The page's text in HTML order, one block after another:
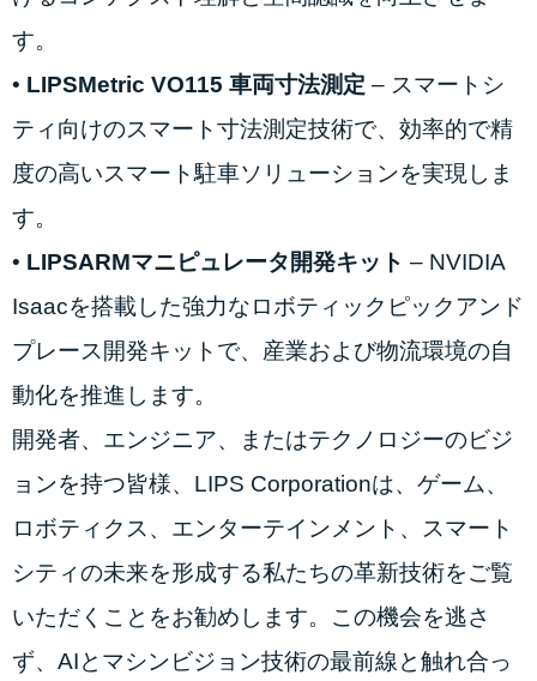
す。
• LIPSMetric VO115 車両寸法測定 – スマートシ
ティ向けのスマート寸法測定技術で、効率的で精
度の高いスマート駐車ソリューションを実現しま
す。
• LIPSARMマニピュレータ開発キット – NVIDIA
Isaacを搭載した強力なロボティックピックアンド
プレース開発キットで、産業および物流環境の自
動化を推進します。
開発者、エンジニア、またはテクノロジーのビジ
ョンを持つ皆様、LIPS Corporationは、ゲーム、
ロボティクス、エンターテインメント、スマート
シティの未来を形成する私たちの革新技術をご覧
いただくことをお勧めします。この機会を逃さ
ず、AIとマシンビジョン技術の最前線と触れ合っ